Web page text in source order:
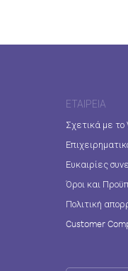
ΕΤΑΙΡΕΊΑ
Σχετικά με το
Ευκαιρίες
Όροι και
Πολιτική
Customer